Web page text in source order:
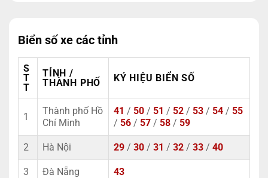
Biển số xe các tỉnh
S
T
T
TỈNH /
THÀNH PHỐ
KÝ HIỆU BIỂN SỐ
1
Thành phố Hồ
Chí Minh
41 / 50 / 51 / 52 / 53 / 54 / 55
/ 56 / 57 / 58 / 59
2 Hà Nội 29 / 30 / 31 / 32 / 33 / 40
3 Đà Nẵng 43